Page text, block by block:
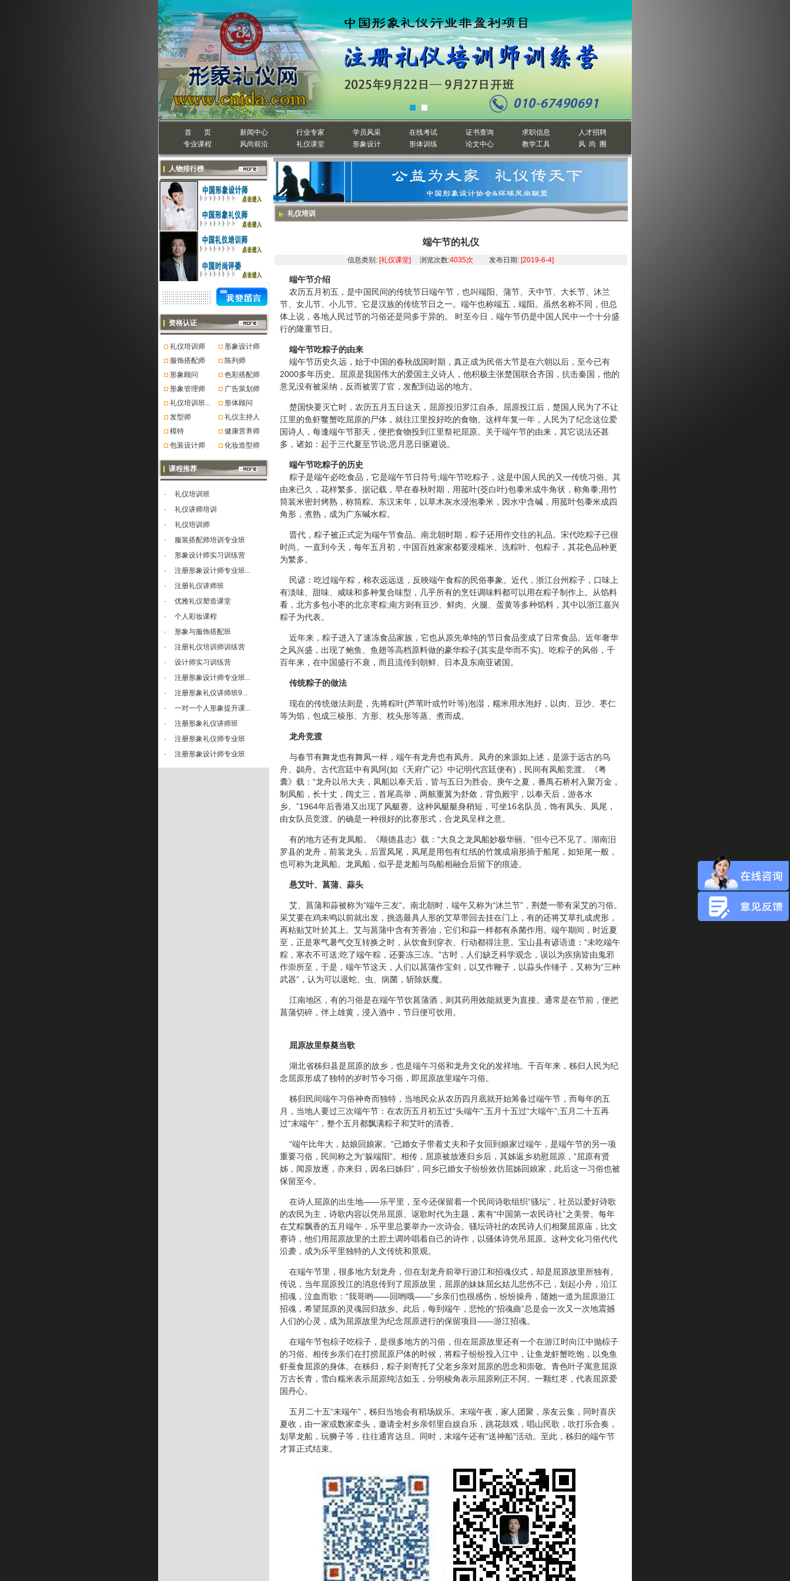
首 页 新闻中心 行业专家 学员风采 在线考试 证书查询 求职信息
人才招聘
专业课程
风尚前沿 礼仪课堂 形象设计 形体训练 论文中心 教学工具 风 尚 圈
人物排行榜
资格认证
礼仪培训师
形象设计师
服饰搭配师
陈列师
形象顾问
色彩搭配师
形象管理师
广告策划师
礼仪培训班...
形体顾问
发型师
礼仪主持人
模特
健康营养师
包装设计师
化妆造型师
课程推荐
·
礼仪培训班
·
礼仪讲师培训
·
礼仪培训师
·
服装搭配师培训专业班
·
形象设计师实习训练营
·
注册形象设计师专业班...
·
注册礼仪讲师班
·
优雅礼仪塑造课堂
·
个人彩妆课程
·
形象与服饰搭配班
·
注册礼仪培训师训练营
·
设计师实习训练营
·
注册形象设计师专业班...
·
注册形象礼仪讲师班9...
·
一对一个人形象提升课...
·
注册形象礼仪讲师班
·
注册形象礼仪师专业班
·
注册形象设计师专业班
礼仪培训
端午节的礼仪
信息类别: [礼仪课堂] 浏览次数:4035次 发布日期: [2019-6-4]
端午节介绍
农历五月初五，是中国民间的传统节日端午节，也叫端阳、蒲节、天中节、大长节、沐兰
节、女儿节、小儿节。它是汉族的传统节日之一。端午也称端五，端阳。虽然名称不同，但总
体上说，各地人民过节的习俗还是同多于异的。 时至今日，端午节仍是中国人民中一个十分盛
行的隆重节日。
端午节吃粽子的由来
端午节历史久远，始于中国的春秋战国时期，真正成为民俗大节是在六朝以后，至今已有
2000多年历史。屈原是我国伟大的爱国主义诗人，他积极主张楚国联合齐国，抗击秦国，他的
意见没有被采纳，反而被罢了官，发配到边远的地方。
楚国快要灭亡时，农历五月五日这天，屈原投汨罗江自杀。屈原投江后，楚国人民为了不让
江里的鱼虾鳖蟹吃屈原的尸体，就往江里投好吃的食物。这样年复一年，人民为了纪念这位爱
国诗人，每逢端午节那天，便把食物投到江里祭祀屈原。关于端午节的由来，其它说法还甚
多，诸如：起于三代夏至节说;恶月恶日驱避说。
端午节吃粽子的历史
粽子是端午必吃食品，它是端午节日符号;端午节吃粽子，这是中国人民的又一传统习俗。其
由来已久，花样繁多。据记载，早在春秋时期，用菰叶(茭白叶)包黍米成牛角状，称角黍;用竹
筒装米密封烤熟，称筒粽。东汉末年，以草木灰水浸泡黍米，因水中含碱，用菰叶包黍米成四
角形，煮熟，成为广东碱水粽。
晋代，粽子被正式定为端午节食品。南北朝时期，粽子还用作交往的礼品。宋代吃粽子已很
时尚。一直到今天，每年五月初，中国百姓家家都要浸糯米、洗粽叶、包粽子，其花色品种更
为繁多。
民谚：吃过端午粽，棉衣远远送，反映端午食粽的民俗事象。近代，浙江台州粽子，口味上
有淡味、甜味、咸味和多种复合味型，几乎所有的烹饪调味料都可以用在粽子制作上。从馅料
看，北方多包小枣的北京枣粽;南方则有豆沙、鲜肉、火腿、蛋黄等多种馅料，其中以浙江嘉兴
粽子为代表。
近年来，粽子进入了速冻食品家族，它也从原先单纯的节日食品变成了日常食品。近年奢华
之风兴盛，出现了鲍鱼、鱼翅等高档原料做的豪华粽子(其实是华而不实)。吃粽子的风俗，千
百年来，在中国盛行不衰，而且流传到朝鲜、日本及东南亚诸国。
传统粽子的做法
现在的传统做法则是，先将粽叶(芦苇叶或竹叶等)泡湿，糯米用水泡好，以肉、豆沙、枣仁
等为馅，包成三棱形、方形、枕头形等蒸、煮而成。
龙舟竞渡
与春节有舞龙也有舞凤一样，端午有龙舟也有凤舟。凤舟的来源如上述，是源于远古的乌
舟、鷁舟。古代宫廷中有凤阿(如《天府广记》中记明代宫廷便有)，民间有凤船竞渡。《粤
囊》载：“龙舟以吊大夫，凤船以奉天后，皆与五日为胜会。庚午之夏，番禺石桥村入聚万金，
制凤船，长十丈，阔丈三，首尾高举，两舷重翼为舒敛，背负殿宇，以奉天后，游各水
乡。”1964年后香港又出现了风艇赛。这种风艇艇身稍短，可坐16名队员，饰有凤头、凤尾，
由女队员竞渡。的确是一种很好的比赛形式，合龙凤呈样之意。
有的地方还有龙凤船。《顺德县志》载：“大良之龙凤船妙极华丽。”但今已不见了。湖南汨
罗县的龙舟，前装龙头，后置凤尾，凤尾是用包有红纸的竹篾成扇形插于船尾，如矩尾一般，
也可称为龙凤船。龙凤船，似乎是龙船与鸟船相融合后留下的痕迹。
悬艾叶、菖蒲、蒜头
艾、菖蒲和蒜被称为“端午三友”。南北朝时，端午又称为“沐兰节”，荆楚一带有采艾的习俗。
采艾要在鸡未鸣以前就出发，挑选最具人形的艾草带回去挂在门上，有的还将艾草扎成虎形，
再粘贴艾叶於其上。艾与菖蒲中含有芳香油，它们和蒜一样都有杀菌作用。端午期间，时近夏
至，正是寒气暑气交互转换之时，从饮食到穿衣、行动都得注意。宝山县有谚语道：“未吃端午
粽，寒衣不可送;吃了端午粽，还要冻三冻。”古时，人们缺乏科学观念，误以为疾病皆由鬼邪
作崇所至，于是，端午节这天，人们以菖蒲作宝剑，以艾作鞭子，以蒜头作锤子，又称为“三种
武器”，认为可以退蛇、虫、病菌，斩除妖魔。
江南地区，有的习俗是在端午节饮菖蒲酒，则其药用效能就更为直接。通常是在节前，便把
菖蒲切碎，伴上雄黄，浸入酒中，节日便可饮用。
屈原故里祭奠当歌
湖北省秭归县是屈原的故乡，也是端午习俗和龙舟文化的发祥地。千百年来，秭归人民为纪
念屈原形成了独特的岁时节令习俗，即屈原故里端午习俗。
秭归民间端午习俗神奇而独特，当地民众从农历四月底就开始筹备过端午节，而每年的五
月，当地人要过三次端午节：在农历五月初五过“头端午”;五月十五过“大端午”;五月二十五再
过“末端午”，整个五月都飘满粽子和艾叶的清香。
“端午比年大，姑娘回娘家。”已婚女子带着丈夫和子女回到娘家过端午，是端午节的另一项
重要习俗，民间称之为“躲端阳”。相传，屈原被放逐归乡后，其姊返乡劝慰屈原，“屈原有贤
姊，闻原放逐，亦来归，因名曰姊归”，同乡已婚女子纷纷效仿屈姊回娘家，此后这一习俗也被
保留至今。
在诗人屈原的出生地——乐平里，至今还保留着一个民间诗歌组织“骚坛”，社员以爱好诗歌
的农民为主，诗歌内容以凭吊屈原、讴歌时代为主题，素有“中国第一农民诗社”之美誉。每年
在艾粽飘香的五月端午，乐平里总要举办一次诗会。骚坛诗社的农民诗人们相聚屈原庙，比文
赛诗，他们用屈原故里的土腔土调吟唱着自己的诗作，以骚体诗凭吊屈原。这种文化习俗代代
沿袭，成为乐平里独特的人文传统和景观。
在端午节里，很多地方划龙舟，但在划龙舟前举行游江和招魂仪式，却是屈原故里所独有。
传说，当年屈原投江的消息传到了屈原故里，屈原的妹妹屈幺姑儿悲伤不已，划起小舟，沿江
招魂，泣血而歌：“我哥哟——回哟哦——”乡亲们也很感伤，纷纷操舟，随她一道为屈原游江
招魂，希望屈原的灵魂回归故乡。此后，每到端午，悲怆的“招魂曲”总是会一次又一次地震撼
人们的心灵，成为屈原故里为纪念屈原进行的保留项目——游江招魂。
在端午节包棕子吃棕子，是很多地方的习俗，但在屈原故里还有一个在游江时向江中抛棕子
的习俗。相传乡亲们在打捞屈原尸体的时候，将粽子纷纷投入江中，让鱼龙虾蟹吃饱，以免鱼
虾蚕食屈原的身体。在秭归，粽子则寄托了父老乡亲对屈原的思念和崇敬。青色叶子寓意屈原
万古长青，雪白糯米表示屈原纯洁如玉，分明棱角表示屈原刚正不阿。一颗红枣，代表屈原爱
国丹心。
五月二十五“末端午”，秭归当地会有稻场娱乐。末端午夜，家人团聚，亲友云集，同时喜庆
夏收，由一家或数家牵头，邀请全村乡亲邻里自娱自乐，跳花鼓戏，唱山民歌，吹打乐合奏，
划旱龙船，玩狮子等，往往通宵达旦。同时，末端午还有“送神船”活动。至此，秭归的端午节
才算正式结束。